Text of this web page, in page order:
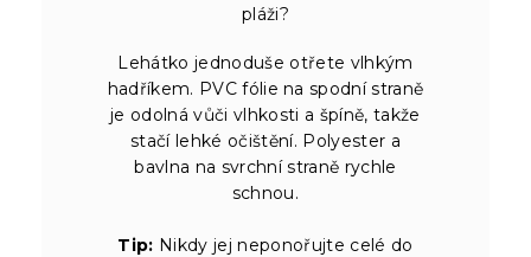
pláži?
Lehátko jednoduše otřete vlhkým
hadříkem. PVC fólie na spodní straně
je odolná vůči vlhkosti a špíně, takže
stačí lehké očištění. Polyester a
bavlna na svrchní straně rychle
schnou.
Tip: Nikdy jej neponořujte celé do